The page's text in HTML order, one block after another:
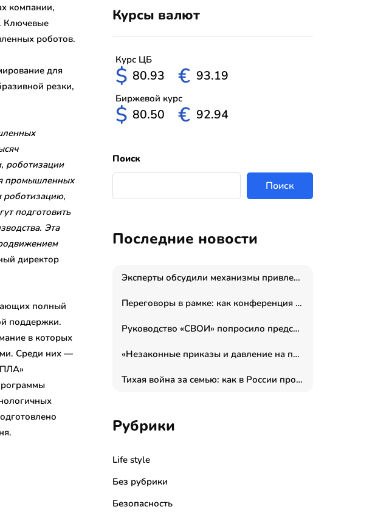
компании,
Ключевые
роботов.
для
резки,
роботизации
промышленных
роботизацию,
подготовить
Эта
директор
полный
поддержки.
в которых
Среди них —
Курсы валют
Курс ЦБ
$ 80.93 € 93.19
Биржевой курс
$ 80.50 € 92.94
Поиск
Поиск
Последние новости
Эксперты обсудили механизмы привлечения молодых специалистов в промышленные города
Переговоры в рамке: как конференция «Бизнес как искусство» переформатирует деловой этикет в стенах ТПП РФ
Руководство «СВОИ» попросило председателя СКР дать правовую оценку обысков в тыловом штабе
«Незаконные приказы и давление на полицию»: Эрнеста Султанова задержали у посольства Израиля во время одиночного пикета
Тихая война за семью: как в России прошла неделя правовой помощи
Рубрики
Life style
Без рубрики
Безопасность